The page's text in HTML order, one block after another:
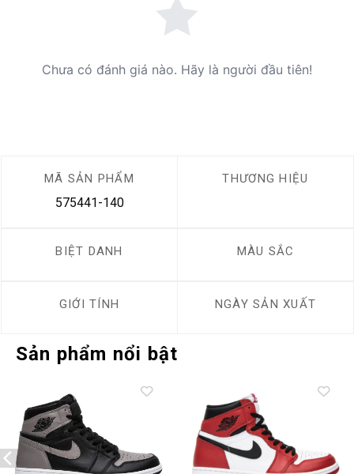
Chưa có đánh giá nào. Hãy là người đầu tiên!
MÃ SẢN PHẨM
575441-140
THƯƠNG HIỆU
BIỆT DANH MÀU SẮC
GIỚI TÍNH NGÀY SẢN XUẤT
Sản phẩm nổi bật
wishlist
wishlist